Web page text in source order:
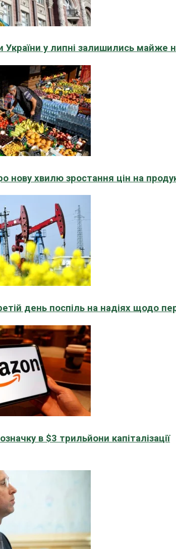
України у липні залишились майже
нову хвилю зростання цін на
день поспіль на надіях щодо
в $3 трильйони капіталізації